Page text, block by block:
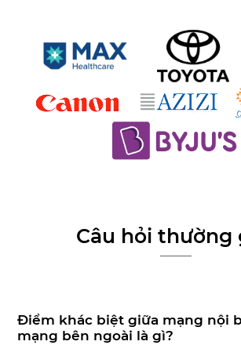
Câu hỏi thường
Điểm khác biệt giữa mạng nội
mạng bên ngoài là gì?